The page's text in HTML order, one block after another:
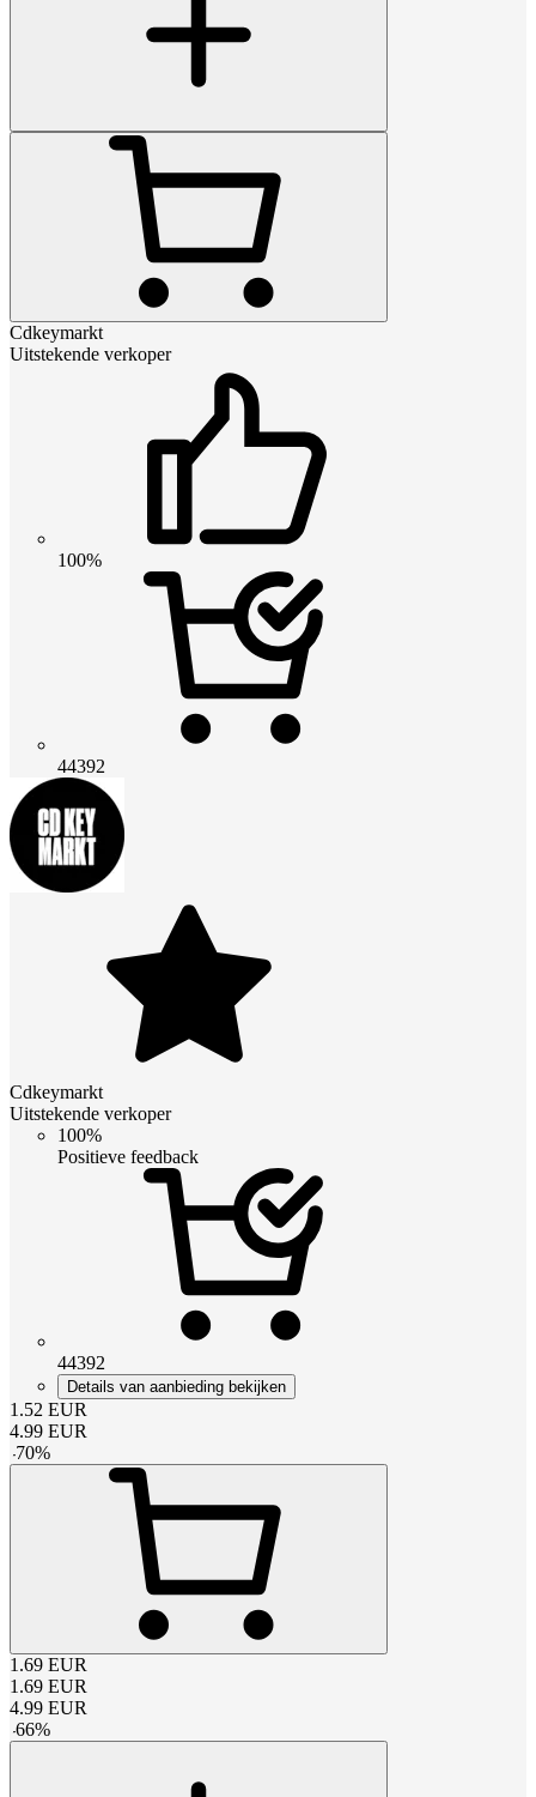
Cdkeymarkt
Uitstekende verkoper
100%
44392
Cdkeymarkt
Uitstekende verkoper
100%
Positieve feedback
44392
Details van aanbieding bekijken
1.52 EUR
4.99 EUR
-70%
1.69 EUR
1.69 EUR
4.99 EUR
-66%